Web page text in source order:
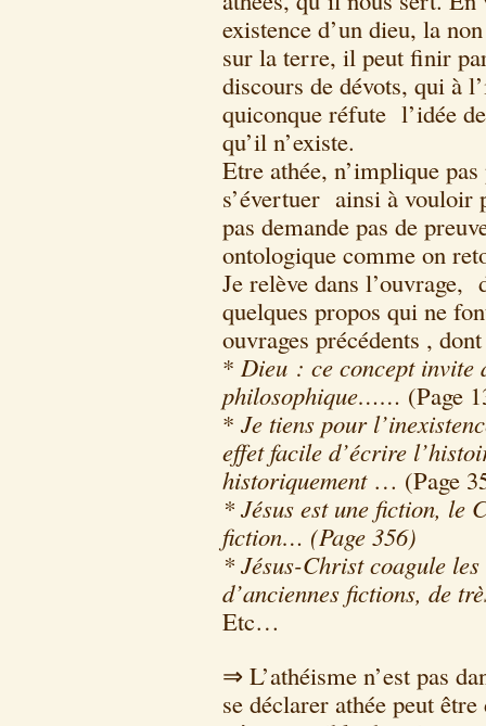
existence d’un dieu, la
sur la terre, il peut finir
discours de dévots, qui à
quiconque réfute l’idée
qu’il n’existe.
Etre athée, n’implique
s’évertuer ainsi à vouloir
pas demande pas de
ontologique comme on
Je relève dans
quelques propos qui ne
ouvrages précédents ,
* Dieu : ce concept invite
philosophique…… (Page
* Je tiens pour
effet facile d’écrire
historiquement … (Page
* Jésus est une fiction, le
fiction… (Page 356)
* Jésus-Christ coagule
d’anciennes fictions, de
Etc…
⇒ L’athéisme n’est pas
se déclarer athée peut